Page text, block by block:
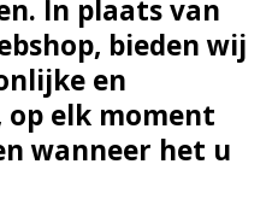
In plaats van
bieden wij
en
op elk moment
wanneer het u